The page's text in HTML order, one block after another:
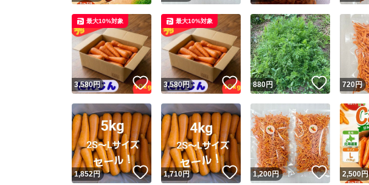
3,580円 いいね！
最大10%対象
3,580円 いいね！
最大10%対象
880円 いいね！
720円
1,852円 いいね！
1,710円 いいね！
1,200円 いいね！
2,500円